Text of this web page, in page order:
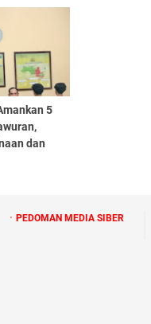
5
dan
PEDOMAN MEDIA SIBER